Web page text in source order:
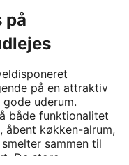
på
på en attraktiv
uderum.
både funktionalitet
køkken-alrum,
sammen til
De store